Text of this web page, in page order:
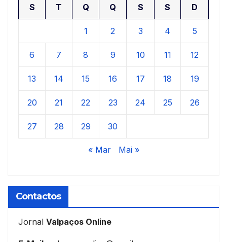
S T Q Q S S D
1 2 3 4 5
6 7 8 9 10 11 12
13 14 15 16 17 18 19
20 21 22 23 24 25 26
27 28 29 30
« Mar Mai »
Contactos
Jornal Valpaços Online